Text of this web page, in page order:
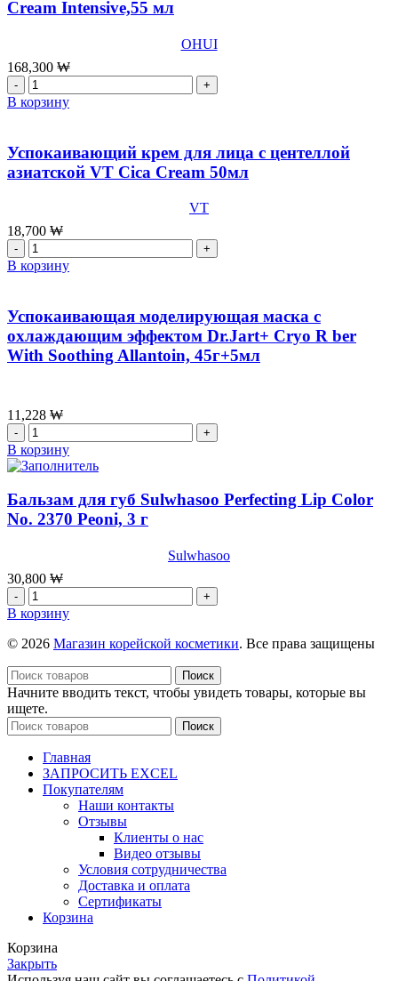
глаз
OHUI
The
First
Cream,25
мл
Cream Intensive,55 мл
OHUI
168,300 ₩
Количество
товара
[OHUI]Антивозрастной
лица
со
OHUI
The
First
Geniture
мл
В корзину
Успокаивающий крем для лица с центеллой
азиатской VT Cica Cream 50мл
VT
18,700 ₩
Количество
товара
Успокаивающий
лица
с
центеллой
Cream
50мл
В корзину
Успокаивающая моделирующая маска с
охлаждающим эффектом Dr.Jart+ Cryo R ber
With Soothing Allantoin, 45г+5мл
11,228 ₩
Количество
товара
Успокаивающая
маска
с
охлаждающим
Cryo
R
ber
With
Soothing
Allantoin,
45г+5мл
В корзину
Бальзам для губ Sulwhasoo Perfecting Lip Color
No. 2370 Peoni, 3 г
Sulwhasoo
30,800 ₩
Количество
товара
Бальзам
для
Sulwhasoo
Perfecting
Lip
Color
No.
2370
Peoni,
3
В корзину
© 2026 Магазин корейской косметики. Все права защищены
Поиск
Начните вводить текст, чтобы увидеть товары, которые вы
ищете.
Поиск
Главная
ЗАПРОСИТЬ EXCEL
Покупателям
Наши контакты
Отзывы
Клиенты о нас
Видео отзывы
Условия сотрудничества
Доставка и оплата
Сертификаты
Корзина
Корзина
Закрыть